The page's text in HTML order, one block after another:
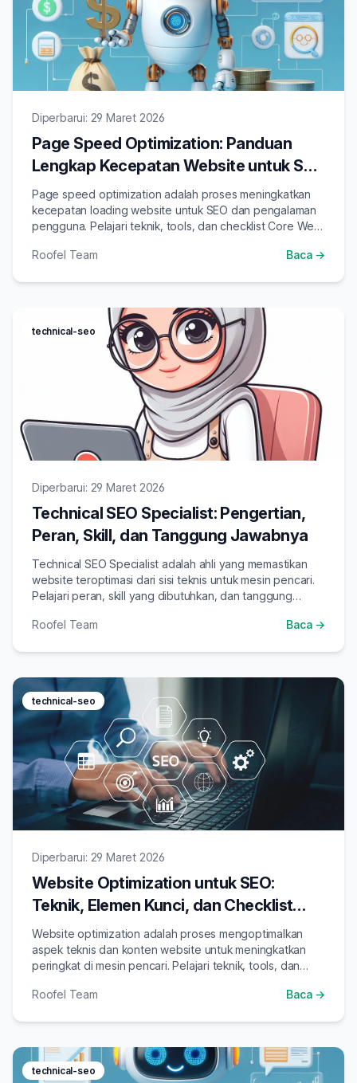
Diperbarui: 29 Maret 2026
Page Speed Optimization: Panduan
Lengkap Kecepatan Website untuk SEO
2026
Page speed optimization adalah proses meningkatkan
kecepatan loading website untuk SEO dan pengalaman
pengguna. Pelajari teknik, tools, dan checklist Core Web
Roofel Team
Baca →
technical-seo
Diperbarui: 29 Maret 2026
Technical SEO Specialist: Pengertian,
Peran, Skill, dan Tanggung Jawabnya
Technical SEO Specialist adalah ahli yang memastikan
website teroptimasi dari sisi teknis untuk mesin pencari.
Pelajari peran, skill yang dibutuhkan, dan tanggung
Roofel Team
Baca →
technical-seo
Diperbarui: 29 Maret 2026
Website Optimization untuk SEO:
Teknik, Elemen Kunci, dan Checklist
2026
Website optimization adalah proses mengoptimalkan
aspek teknis dan konten website untuk meningkatkan
peringkat di mesin pencari. Pelajari teknik, tools, dan
Roofel Team
Baca →
technical-seo